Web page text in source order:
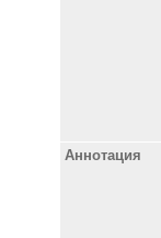
Аннотация